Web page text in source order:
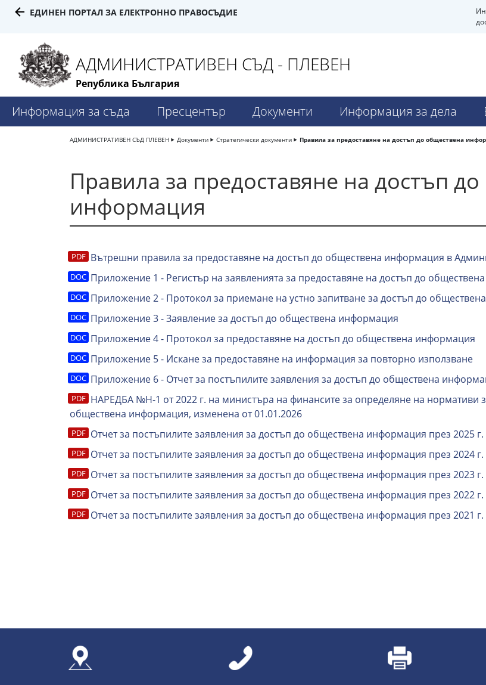
ЕДИНЕН ПОРТАЛ ЗА ЕЛЕКТРОННО ПРАВОСЪДИЕ
АДМИНИСТРАТИВЕН СЪД - ПЛЕВЕН
Република България
Информация за съда Пресцентър Документи Информация за дела
АДМИНИСТРАТИВЕН СЪД ПЛЕВЕН Документи Стратегически документи Правила за предоставяне на достъп до обществена
Правила за предоставяне на достъп
информация
Вътрешни правила за предоставяне на достъп до обществена информация в
Приложение 1 - Регистър на заявленията за предоставяне на достъп до
Приложение 2 - Протокол за приемане на устно запитване за достъп до
Приложение 3 - Заявление за достъп до обществена информация
Приложение 4 - Протокол за предоставяне на достъп до обществена информация
Приложение 5 - Искане за предоставяне на информация за повторно използване
Приложение 6 - Отчет за постъпилите заявления за достъп до обществена
НАРЕДБА №Н-1 от 2022 г. на министъра на финансите за определяне на нормативи
обществена информация, изменена от 01.01.2026
Отчет за постъпилите заявления за достъп до обществена информация през 2025 г.
Отчет за постъпилите заявления за достъп до обществена информация през 2024 г.
Отчет за постъпилите заявления за достъп до обществена информация през 2023 г.
Отчет за постъпилите заявления за достъп до обществена информация през 2022 г.
Отчет за постъпилите заявления за достъп до обществена информация през 2021 г.